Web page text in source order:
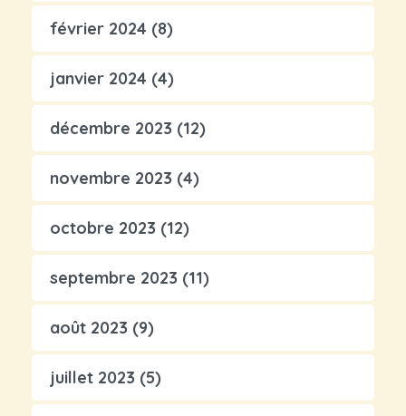
février 2024 (8)
janvier 2024 (4)
décembre 2023 (12)
novembre 2023 (4)
octobre 2023 (12)
septembre 2023 (11)
août 2023 (9)
juillet 2023 (5)